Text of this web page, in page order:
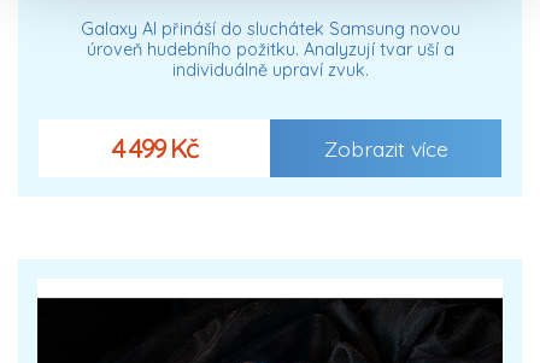
Galaxy AI přináší do sluchátek Samsung novou
úroveň hudebního požitku. Analyzují tvar uší a
individuálně upraví zvuk.
4 499 Kč Zobrazit více